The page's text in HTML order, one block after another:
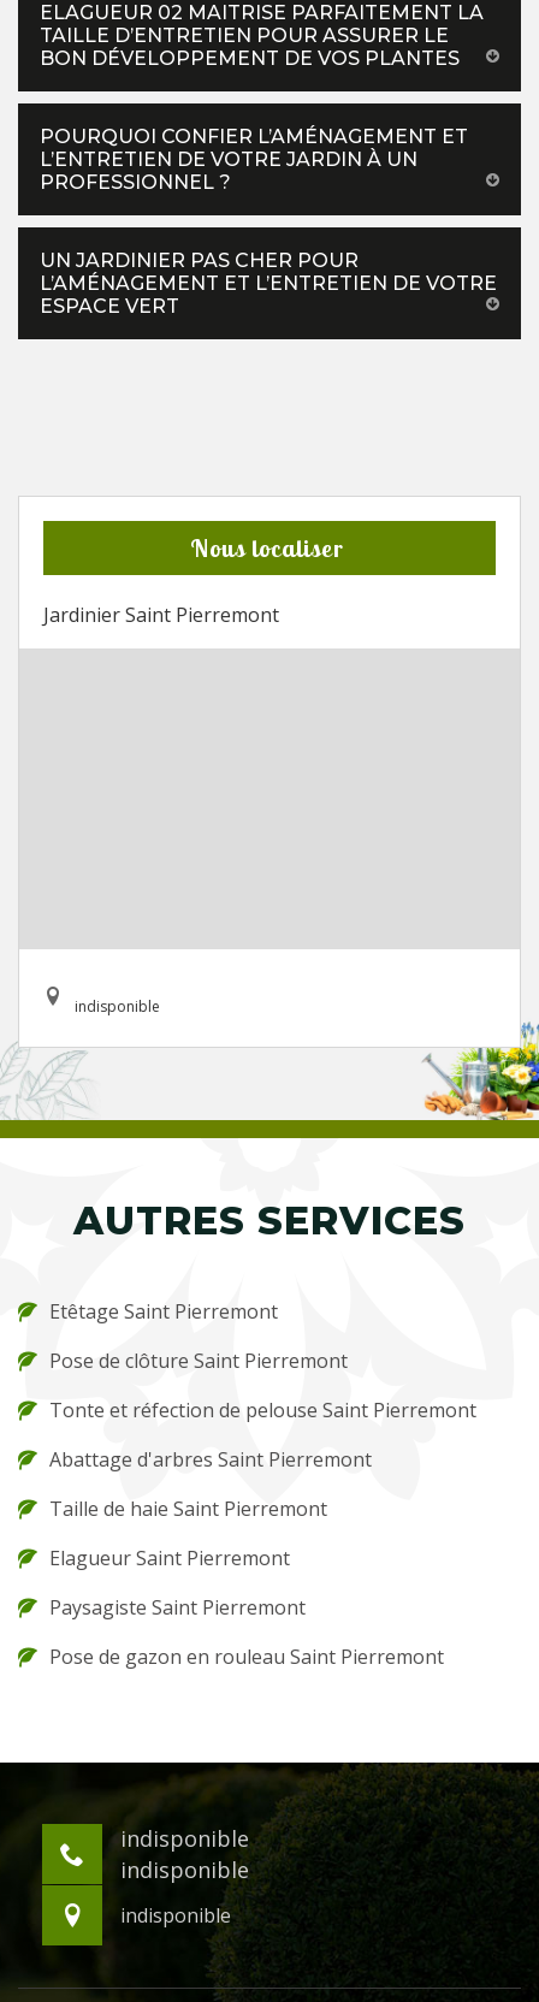
ELAGUEUR 02 MAITRISE PARFAITEMENT LA
TAILLE D’ENTRETIEN POUR ASSURER LE
BON DÉVELOPPEMENT DE VOS PLANTES
POURQUOI CONFIER L’AMÉNAGEMENT ET
L’ENTRETIEN DE VOTRE JARDIN À UN
PROFESSIONNEL ?
UN JARDINIER PAS CHER POUR
L’AMÉNAGEMENT ET L’ENTRETIEN DE VOTRE
ESPACE VERT
Nous localiser
Jardinier Saint Pierremont
indisponible
AUTRES SERVICES
Etêtage Saint Pierremont
Pose de clôture Saint Pierremont
Tonte et réfection de pelouse Saint Pierremont
Abattage d'arbres Saint Pierremont
Taille de haie Saint Pierremont
Elagueur Saint Pierremont
Paysagiste Saint Pierremont
Pose de gazon en rouleau Saint Pierremont
indisponible
indisponible
indisponible